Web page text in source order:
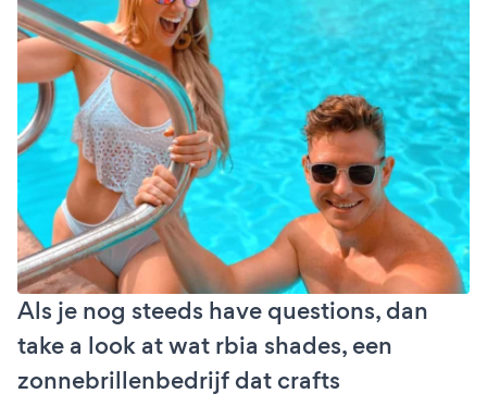
Als je nog steeds have questions, dan
take a look at wat rbia shades, een
zonnebrillenbedrijf dat crafts